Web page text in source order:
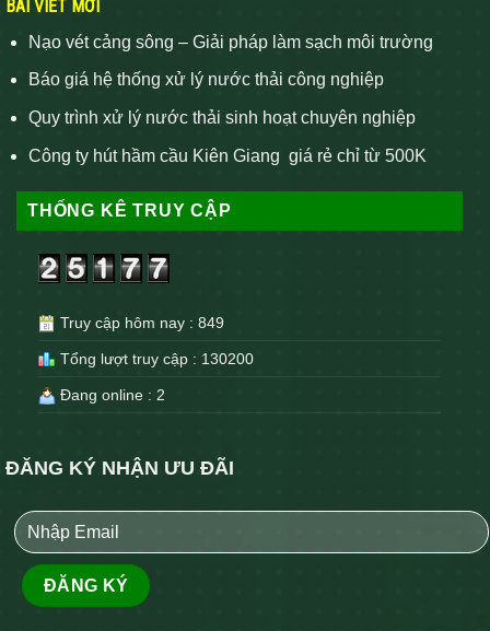
BÀI VIẾT MỚI
Nạo vét cảng sông – Giải pháp làm sạch môi trường
Báo giá hệ thống xử lý nước thải công nghiệp
Quy trình xử lý nước thải sinh hoạt chuyên nghiệp
Công ty hút hầm cầu Kiên Giang giá rẻ chỉ từ 500K
THỐNG KÊ TRUY CẬP
Truy cập hôm nay : 849
Tổng lượt truy cập : 130200
Đang online : 2
ĐĂNG KÝ NHẬN ƯU ĐÃI